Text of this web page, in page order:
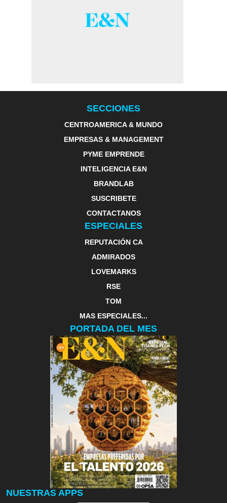
SECCIONES
CENTROAMERICA & MUNDO
EMPRESAS & MANAGEMENT
PYME EMPRENDE
INTELIGENCIA E&N
BRANDLAB
SUSCRIBETE
CONTACTANOS
ESPECIALES
REPUTACIÓN CA
ADMIRADOS
LOVEMARKS
RSE
TOM
MAS ESPECIALES...
PORTADA DEL MES
NUESTRAS APPS